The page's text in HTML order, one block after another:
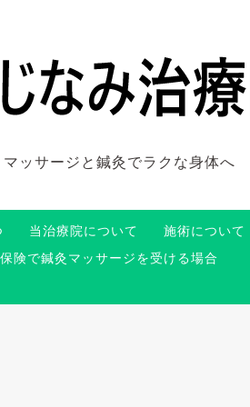
ッサージと鍼灸でラクな身体へ
当治療院について 施術について
険で鍼灸マッサージを受ける場合